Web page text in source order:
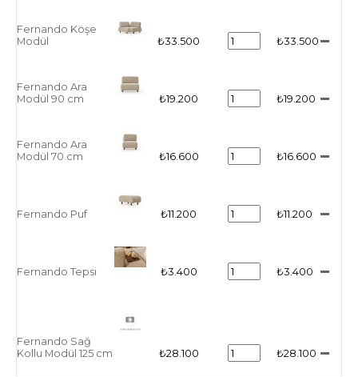
Fernando Köşe
Modül
₺33.500 ₺33.500
Fernando Ara
Modül 90 cm
₺19.200 ₺19.200
Fernando Ara
Modül 70 cm
₺16.600 ₺16.600
Fernando Puf ₺11.200 ₺11.200
Fernando Tepsi ₺3.400 ₺3.400
Fernando Sağ
Kollu Modül 125 cm
₺28.100 ₺28.100